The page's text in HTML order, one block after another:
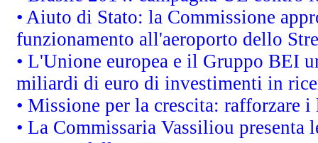
• Aiuto di Stato: la Commissione
funzionamento all'aeroporto dello
• L'Unione europea e il Gruppo BEI
miliardi di euro di investimenti in
• Missione per la crescita: rafforzare
• La Commissaria Vassiliou